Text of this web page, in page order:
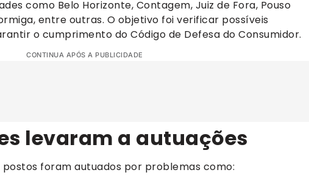
como Belo Horizonte, Contagem, Juiz de Fora, Pouso
entre outras. O objetivo foi verificar possíveis
o cumprimento do Código de Defesa do Consumidor.
CONTINUA APÓS A PUBLICIDADE
levaram a autuações
foram autuados por problemas como: